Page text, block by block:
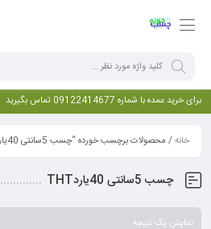
برای خرید عمده با شماره 09122414677 تماس بگیرید
خانه/ محصولات برچسب خورده “چسب 5سانتی 40یاردTHT”
چسب 5سانتی 40یاردTHT
نمایش یک نتیجه